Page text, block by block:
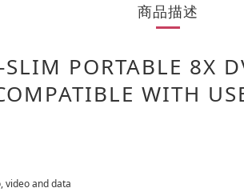
商品描述
PORTABLE 8X
WITH
video and data